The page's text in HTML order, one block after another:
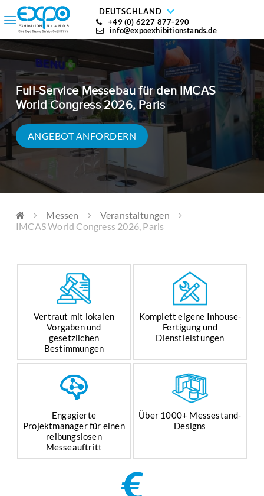
DEUTSCHLAND
+49 (0) 6227 877-290
info@expoexhibitionstands.de
Full-Service Messebau fürden IMCAS
World Congress 2026, Paris
ANGEBOT ANFORDERN
Messen
Veranstaltungen
IMCAS World Congress 2026, Paris
Vertraut mit lokalen
Vorgaben und
gesetzlichen
Bestimmungen
Komplett eigene Inhouse-
Fertigung und
Dienstleistungen
Engagierte
Projektmanager für einen
reibungslosen
Messeauftritt
Über 1000+ Messestand-
Designs